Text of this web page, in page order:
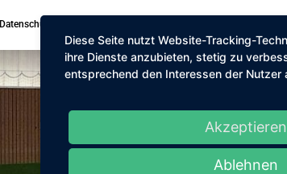
Datenschutzvereinbarungen
Diese Seite nutzt Website-Tracking-
ihre Dienste anzubieten, stetig zu
entsprechend den Interessen der Nutzer
Akzeptieren
Ablehnen